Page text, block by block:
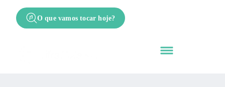
O que vamos tocar hoje?